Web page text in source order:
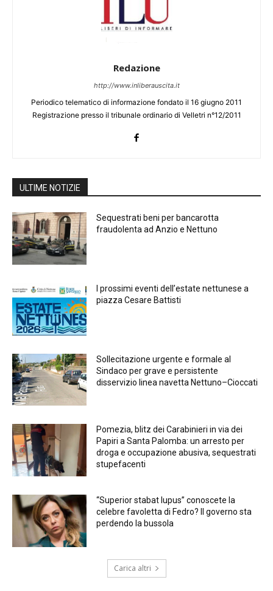
Redazione
http://www.inliberauscita.it
Periodico telematico di informazione fondato il 16 giugno 2011
Registrazione presso il tribunale ordinario di Velletri n°12/2011
ULTIME NOTIZIE
Sequestrati beni per bancarotta
fraudolenta ad Anzio e Nettuno
I prossimi eventi dell’estate nettunese a
piazza Cesare Battisti
Sollecitazione urgente e formale al
Sindaco per grave e persistente
disservizio linea navetta Nettuno–Cioccati
Pomezia, blitz dei Carabinieri in via dei
Papiri a Santa Palomba: un arresto per
droga e occupazione abusiva, sequestrati
stupefacenti
“Superior stabat lupus” conoscete la
celebre favoletta di Fedro? Il governo sta
perdendo la bussola
Carica altri